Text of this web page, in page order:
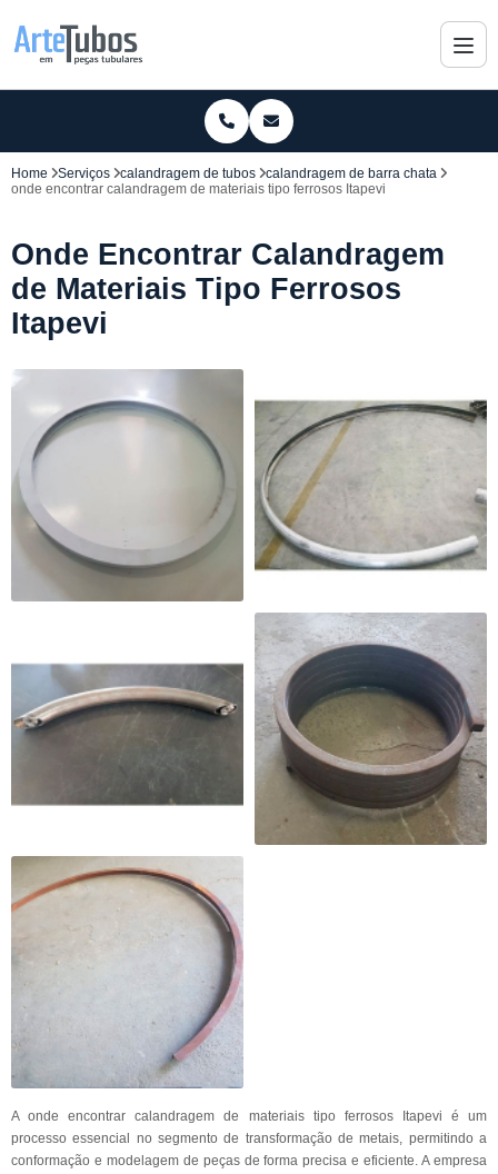
Home Serviços calandragem de tubos
calandragem de barra chata
onde encontrar calandragem de materiais tipo ferrosos Itapevi
Onde Encontrar Calandragem
de Materiais Tipo Ferrosos
Itapevi
A onde encontrar calandragem de materiais tipo ferrosos Itapevi é um
processo essencial no segmento de transformação de metais, permitindo a
conformação e modelagem de peças de forma precisa e eficiente. A empresa